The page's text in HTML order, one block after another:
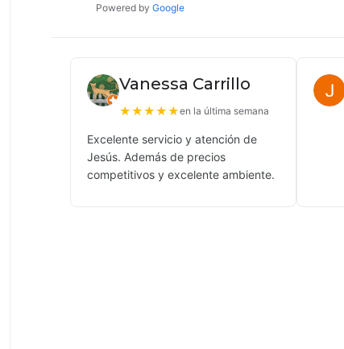
Powered by Google
Vanessa Carrillo
★★★★★en la última semana
Excelente servicio y atención de
Jesús. Además de precios
competitivos y excelente ambiente.